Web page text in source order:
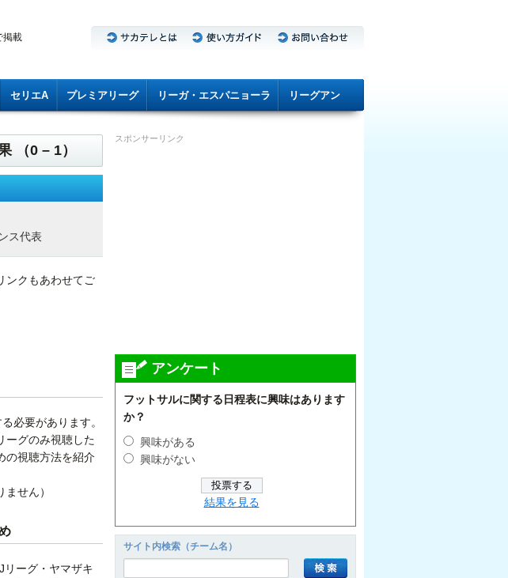
掲載
セリエA プレミアリーグ リーガ・エスパニョーラ リーグアン
（0 – 1）
ス代表
ンクもあわせてご
必要があります。
ーグのみ視聴した
の視聴方法を紹介
せん）
リーグ・ヤマザキ
スポンサーリンク
アンケート
フットサルに関する日程表に興味はあります
か？
興味がある
興味がない
結果を見る
サイト内検索（チーム名）